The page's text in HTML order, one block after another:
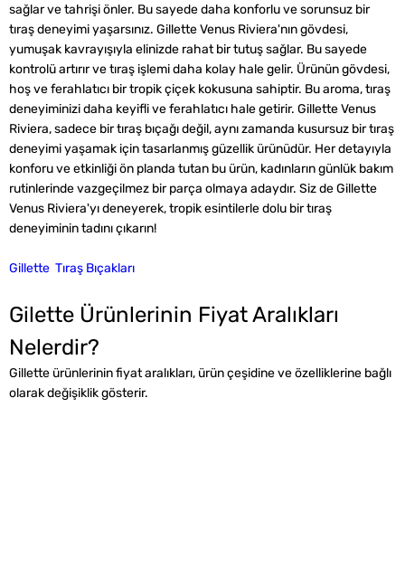
sağlar ve tahrişi önler. Bu sayede daha konforlu ve sorunsuz bir
tıraş deneyimi yaşarsınız. Gillette Venus Riviera'nın gövdesi,
yumuşak kavrayışıyla elinizde rahat bir tutuş sağlar. Bu sayede
kontrolü artırır ve tıraş işlemi daha kolay hale gelir. Ürünün gövdesi,
hoş ve ferahlatıcı bir tropik çiçek kokusuna sahiptir. Bu aroma, tıraş
deneyiminizi daha keyifli ve ferahlatıcı hale getirir. Gillette Venus
Riviera, sadece bir tıraş bıçağı değil, aynı zamanda kusursuz bir tıraş
deneyimi yaşamak için tasarlanmış güzellik ürünüdür. Her detayıyla
konforu ve etkinliği ön planda tutan bu ürün, kadınların günlük bakım
rutinlerinde vazgeçilmez bir parça olmaya adaydır. Siz de Gillette
Venus Riviera'yı deneyerek, tropik esintilerle dolu bir tıraş
deneyiminin tadını çıkarın!
Gillette Tıraş Bıçakları
Gilette Ürünlerinin Fiyat Aralıkları
Nelerdir?
Gillette ürünlerinin fiyat aralıkları, ürün çeşidine ve özelliklerine bağlı
olarak değişiklik gösterir.